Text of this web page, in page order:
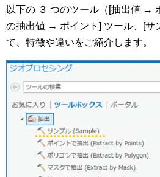
以下の ３ つのツール（[抽出値 →
の抽出値 → ポイント] ツール、[サ
て、特徴や違いをご紹介します。